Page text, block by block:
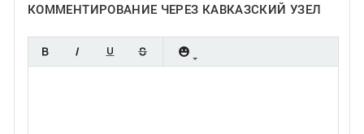
КОММЕНТИРОВАНИЕ ЧЕРЕЗ КАВКАЗСКИЙ УЗЕЛ